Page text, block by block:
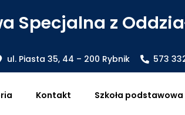
Specjalna z
ul. Piasta 35, 44 – 200 Rybnik 573
Kontakt Szkoła podstawowa